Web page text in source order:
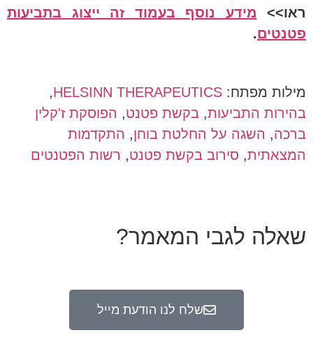
ראו>> מידע נוסף בעמוד זה ייצוג בתביעות
פטנטים.
מילות מפתח: HELSINN THERAPEUTICS
,
בהירות התביעות, בקשת פטנט, הפוסקת ז'קלין
ברכה, השגה על החלטת בוחן, התקדמות
המצאתית, סירוב בקשת פטנט, רשות הפטנטים
שאלה לגבי המאמר?
שלח לנו הודעת מייל